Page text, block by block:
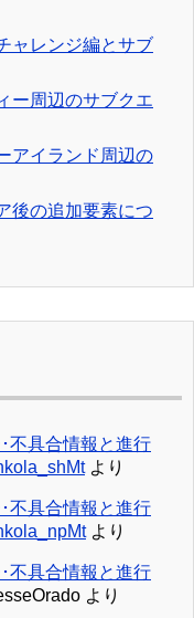
ャレンジ編とサブ
ー周辺のサブクエ
アイランド周辺の
後の追加要素につ
不具合情報と進行
より
不具合情報と進行
より
不具合情報と進行
より